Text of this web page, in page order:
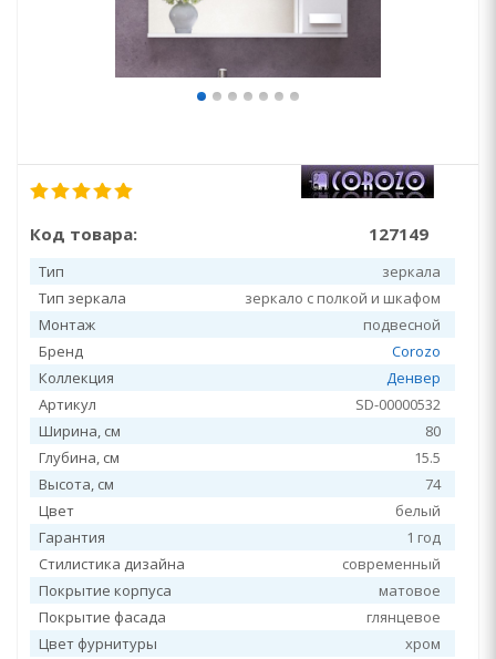
Код товара: 127149
Тип
зеркала
Тип зеркала
зеркало с полкой и шкафом
Монтаж
подвесной
Бренд
Corozo
Коллекция
Денвер
Артикул
SD-00000532
Ширина, см
80
Глубина, см
15.5
Высота, см
74
Цвет
белый
Гарантия
1 год
Стилистика дизайна
современный
Покрытие корпуса
матовое
Покрытие фасада
глянцевое
Цвет фурнитуры
хром